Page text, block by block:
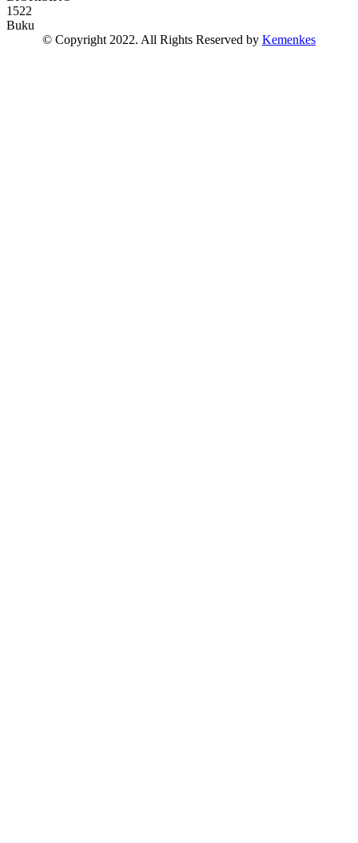
1522
Buku
© Copyright 2022. All Rights Reserved by Kemenkes